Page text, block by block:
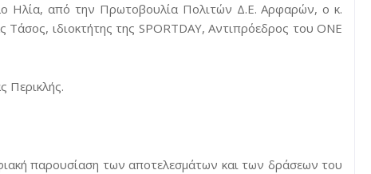
Ηλία, από την Πρωτοβουλία Πολιτών Δ.Ε. Αρφαρών, ο κ.
ιδιοκτήτης της SPORTDAY, Αντιπρόεδρος του ONE
Περικλής.
παρουσίαση των αποτελεσμάτων και των δράσεων του